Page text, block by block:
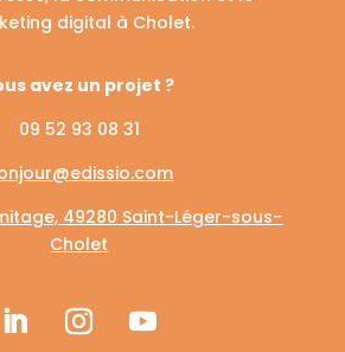
digital à Cholet.
avez un projet ?
09 52 93 08 31
49280 Saint-Léger-sous-
Cholet